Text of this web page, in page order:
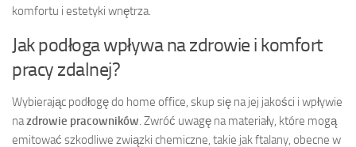
komfortu i estetyki wnętrza.
Jak podłoga wpływa na zdrowie i komfort
pracy zdalnej?
Wybierając podłogę do home office, skup się na jej jakości i wpływie
nazdrowie pracowników . Zwróć uwagę na materiały, które mogą
emitować szkodliwe związki chemiczne, takie jak ftalany, obecne w